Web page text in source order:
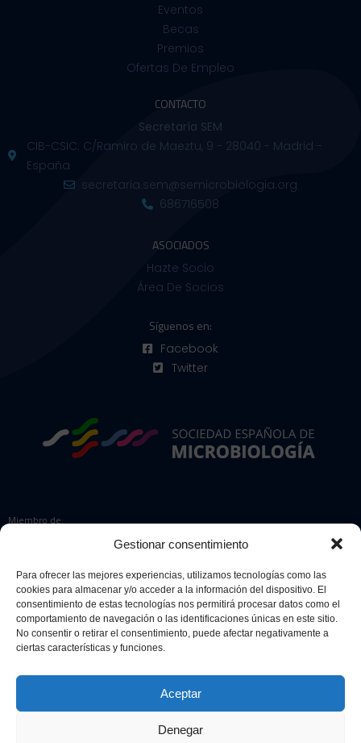
Gestionar consentimiento
Para ofrecer las mejores experiencias, utilizamos tecnologías como las
cookies para almacenar y/o acceder a la información del dispositivo. El
consentimiento de estas tecnologías nos permitirá procesar datos como el
comportamiento de navegación o las identificaciones únicas en este sitio.
No consentir o retirar el consentimiento, puede afectar negativamente a
ciertas características y funciones.
Aceptar
Denegar
Miembro de:
Colaboradores:
Eventos
Becas
Premios
Ofertas De Empleo
CONTACTO
Secretaría SEM
CIB-CSIC. C/Ramiro de Maeztu, 9 - 28040 - Madrid -
España
secretaria.sem@semicrobiologia.org
686716508
ASOCIADOS
Hazte Socio
Área De Socios
Síguenos en:
Facebook
Twitter
© 2026 Sociedad Española de Microbiología. Todos los derechos